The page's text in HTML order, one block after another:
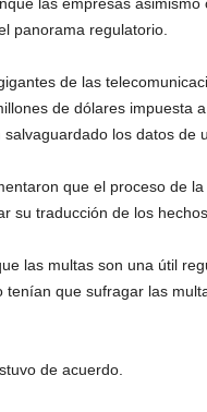
panorama regulatorio.
de las
de dólares impuesta
los datos de
que el proceso de
su traducción de los
las multas son una útil
tenían que sufragar las
de acuerdo.